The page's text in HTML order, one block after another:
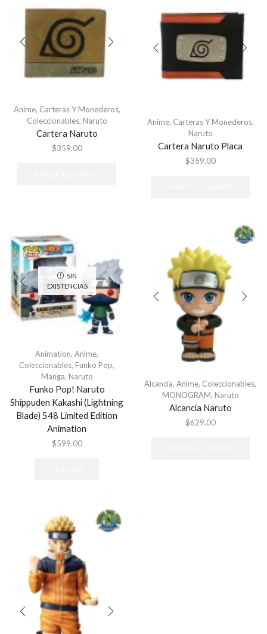
Anime, Carteras Y Monederos,
Coleccionables, Naruto
Cartera Naruto
$359.00
Anime, Carteras Y Monederos,
Naruto
Cartera Naruto Placa
$359.00
SIN
EXISTENCIAS
Animation, Anime,
Coleccionables, Funko Pop,
Manga, Naruto
Funko Pop! Naruto
Shippuden Kakashi (Lightning
Blade) 548 Limited Edition
Animation
$599.00
Alcancía, Anime, Coleccionables,
MONOGRAM, Naruto
Alcancía Naruto
$629.00